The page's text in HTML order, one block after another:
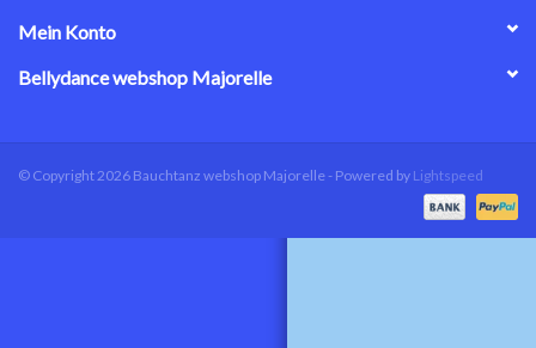
Mein Konto
Bellydance webshop Majorelle
© Copyright 2026 Bauchtanz webshop Majorelle - Powered by Lightspeed